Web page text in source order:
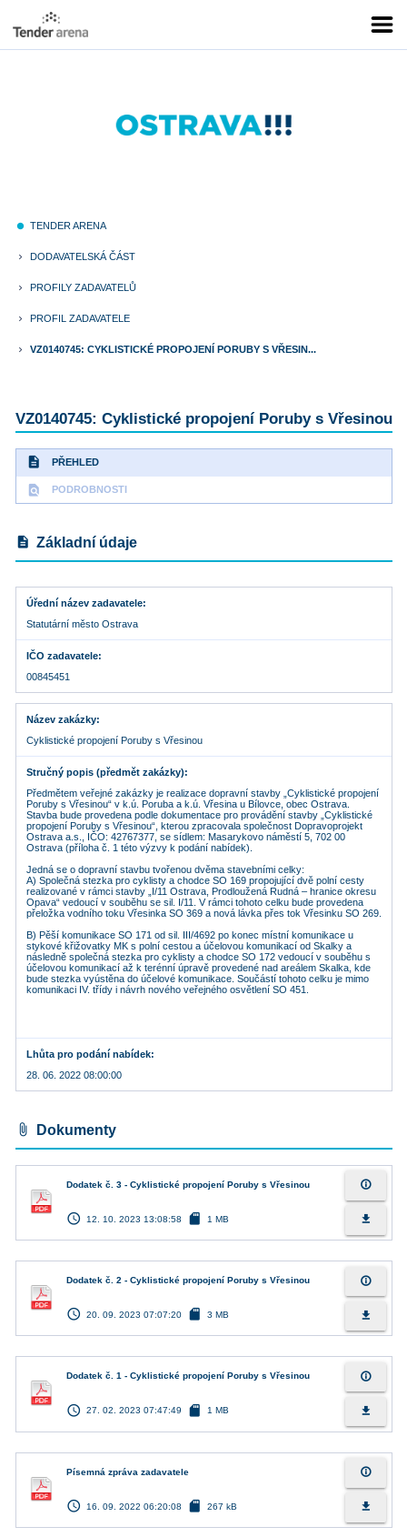
fiber_manual_record TENDER ARENA
keyboard_arrow_right DODAVATELSKÁ ČÁST
keyboard_arrow_right PROFILY ZADAVATELŮ
keyboard_arrow_right PROFIL ZADAVATELE
keyboard_arrow_right VZ0140745: CYKLISTICKÉ PROPOJENÍ PORUBY S VŘESIN...
VZ0140745: Cyklistické propojení Poruby s Vřesinou
description PŘEHLED
find_in_page PODROBNOSTI
description Základní údaje
Úřední název zadavatele
Statutární město Ostrava
IČO zadavatele
00845451
Název zakázky
Cyklistické propojení Poruby s Vřesinou
Stručný popis (předmět zakázky)
Předmětem veřejné zakázky je realizace dopravní stavby „Cyklistické propojení
Poruby s Vřesinou“ v k.ú. Poruba a k.ú. Vřesina u Bílovce, obec Ostrava.
Stavba bude provedena podle dokumentace pro provádění stavby „Cyklistické
propojení Poruby s Vřesinou“, kterou zpracovala společnost Dopravoprojekt
Ostrava a.s., IČO: 42767377, se sídlem: Masarykovo náměstí 5, 702 00
Ostrava (příloha č. 1 této výzvy k podání nabídek).
Jedná se o dopravní stavbu tvořenou dvěma stavebními celky:
A) Společná stezka pro cyklisty a chodce SO 169 propojující dvě polní cesty
realizované v rámci stavby „I/11 Ostrava, Prodloužená Rudná – hranice okresu
Opava“ vedoucí v souběhu se sil. I/11. V rámci tohoto celku bude provedena
přeložka vodního toku Vřesinka SO 369 a nová lávka přes tok Vřesinku SO 269.
B) Pěší komunikace SO 171 od sil. III/4692 po konec místní komunikace u
stykové křižovatky MK s polní cestou a účelovou komunikací od Skalky a
následně společná stezka pro cyklisty a chodce SO 172 vedoucí v souběhu s
účelovou komunikací až k terénní úpravě provedené nad areálem Skalka, kde
bude stezka vyústěna do účelové komunikace. Součástí tohoto celku je mimo
komunikaci IV. třídy i návrh nového veřejného osvětlení SO 451.
Lhůta pro podání nabídek
28. 06. 2022 08:00:00
attach_file Dokumenty
Dodatek č. 3 - Cyklistické propojení Poruby s Vřesinou
access_time 12. 10. 2023 13:08:58 sd_card 1 MB
info_outline
file_download
Dodatek č. 2 - Cyklistické propojení Poruby s Vřesinou
access_time 20. 09. 2023 07:07:20 sd_card 3 MB
info_outline
file_download
Dodatek č. 1 - Cyklistické propojení Poruby s Vřesinou
access_time 27. 02. 2023 07:47:49 sd_card 1 MB
info_outline
file_download
Písemná zpráva zadavatele
access_time 16. 09. 2022 06:20:08 sd_card 267 kB
info_outline
file_download